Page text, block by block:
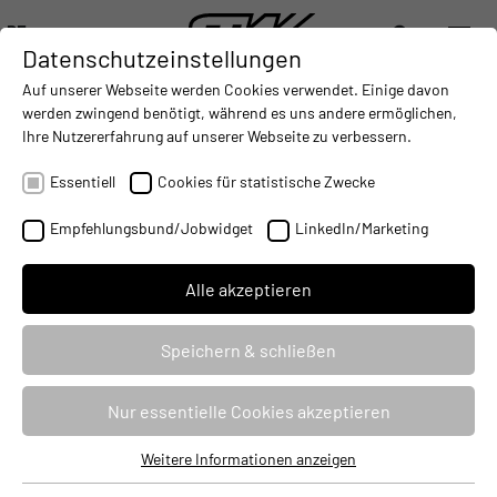
DE
DEUTSCH (DE)
ENGLISH (EN)
中文 (ZH)
DIGITALISIERUNG - CONNECTING THE WORLD OF MOBILE MACHINES
AUTOMATISIERUNG - IMPROVING MOBILE MACHINES
INTEGRATION
DRUCKSENSOREN
Kompaktes und robustes Design für den Einsatz in rauen
Umgebungen
Datenschutzeinstellungen
Auf unserer Webseite werden Cookies verwendet. Einige davon
werden zwingend benötigt, während es uns andere ermöglichen,
Ihre Nutzererfahrung auf unserer Webseite zu verbessern.
Essentiell Cookies für statistische Zwecke
Empfehlungsbund/Jobwidget LinkedIn/Marketing
Alle akzeptieren
Speichern & schließen
Nur essentielle Cookies akzeptieren
Weitere Informationen anzeigen